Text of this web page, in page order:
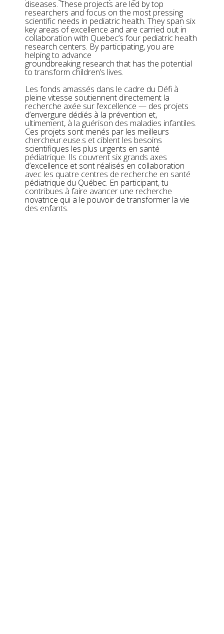
diseases. These projects are led by top
researchers and focus on the most pressing
scientific needs in pediatric health. They span six
key areas of excellence and are carried out in
collaboration with Quebec’s four pediatric health
research centers. By participating, you are
helping to advance
groundbreaking research that has the potential
to transform children’s lives.
Les fonds amassés dans le cadre du Défi à
pleine vitesse soutiennent directement la
recherche axée sur l’excellence — des projets
d’envergure dédiés à la prévention et,
ultimement, à la guérison des maladies infantiles.
Ces projets sont menés par les meilleurs
chercheur.euse.s et ciblent les besoins
scientifiques les plus urgents en santé
pédiatrique. Ils couvrent six grands axes
d’excellence et sont réalisés en collaboration
avec les quatre centres de recherche en santé
pédiatrique du Québec. En participant, tu
contribues à faire avancer une recherche
novatrice qui a le pouvoir de transformer la vie
des enfants.